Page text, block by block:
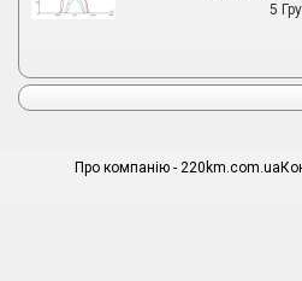
5
Про компанію - 220km.com.ua